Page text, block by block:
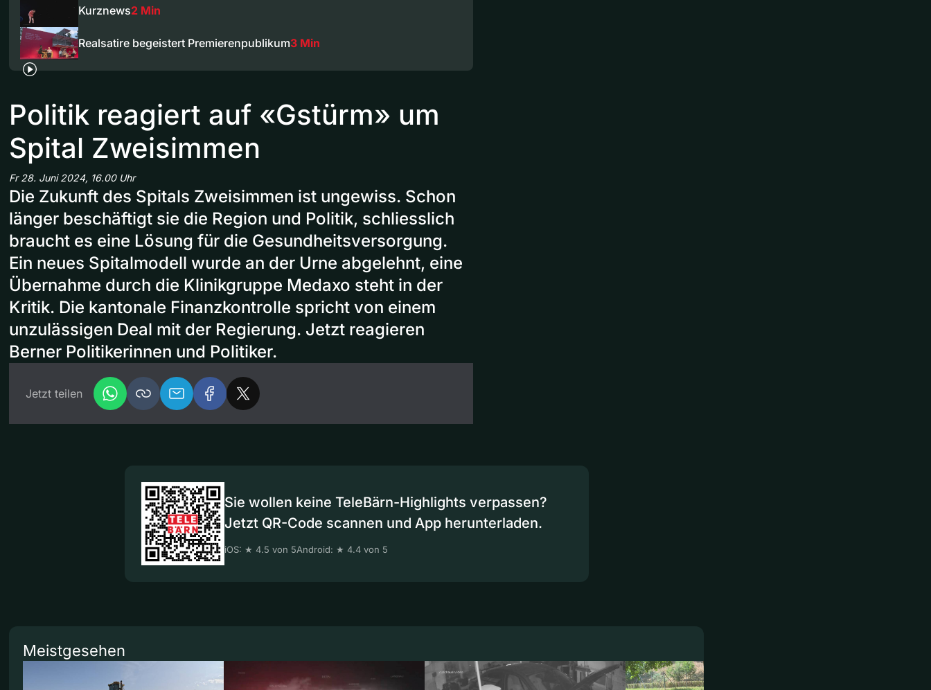
Kurznews2 Min
Realsatire begeistert Premierenpublikum3 Min
Politik reagiert auf «Gstürm» um
Spital Zweisimmen
Fr 28. Juni 2024, 16.00 Uhr
Die Zukunft des Spitals Zweisimmen ist ungewiss. Schon
länger beschäftigt sie die Region und Politik, schliesslich
braucht es eine Lösung für die Gesundheitsversorgung.
Ein neues Spitalmodell wurde an der Urne abgelehnt, eine
Übernahme durch die Klinikgruppe Medaxo steht in der
Kritik. Die kantonale Finanzkontrolle spricht von einem
unzulässigen Deal mit der Regierung. Jetzt reagieren
Berner Politikerinnen und Politiker.
Jetzt teilen
Sie wollen keine TeleBärn-Highlights verpassen?
Jetzt QR-Code scannen und App herunterladen.
iOS: ★ 4.5 von 5Android: ★ 4.4 von 5
Meistgesehen